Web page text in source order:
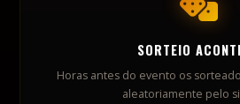
VENHA
Se for sorteado, seu nome
página e você pode receber aviso